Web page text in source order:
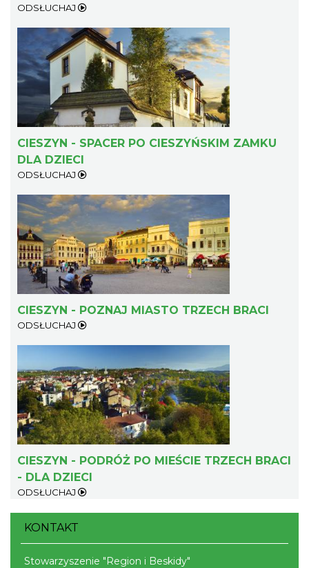
Cieszyn
2026-09-20
0.24 km
Cieszyn
0.24 km
XV Skarby z Cieszyńskiej Trówły
Cieszyn
0.24 km
Cieszyn
2026-08-29
0.24 km
ODSŁUCHAJ
CIESZYN - SPACER PO CIESZYŃSKIM ZAMKU
DLA DZIECI
ODSŁUCHAJ
CIESZYN - POZNAJ MIASTO TRZECH BRACI
ODSŁUCHAJ
CIESZYN - PODRÓŻ PO MIEŚCIE TRZECH BRACI
- DLA DZIECI
ODSŁUCHAJ
KONTAKT
Stowarzyszenie "Region i Beskidy"